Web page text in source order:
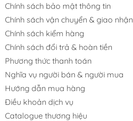
Chính sách bảo mật thông tin
Chính sách vận chuyển & giao nhận
Chính sách kiểm hàng
Chính sách đổi trả & hoàn tiền
Phương thức thanh toán
Nghĩa vụ người bán & người mua
Hướng dẫn mua hàng
Điều khoản dịch vụ
Catalogue thương hiệu